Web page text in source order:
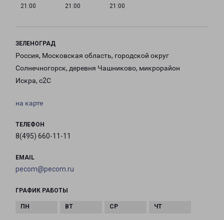
21:00
21:00
21:00
ЗЕЛЕНОГРАД
Россия, Московская область, городской округ
Солнечногорск, деревня Чашниково, микрорайон
Искра, с2С
на карте
ТЕЛЕФОН
8(495) 660-11-11
EMAIL
pecom@pecom.ru
ГРАФИК РАБОТЫ